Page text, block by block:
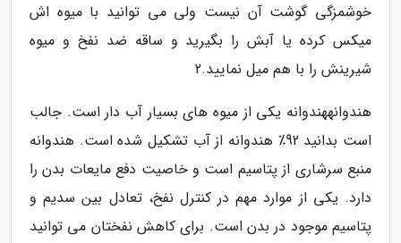
خوشمزگی گوشت آن نیست ولی می توانید با میوه اش
میکس کرده یا آبش را بگیرید و ساقه ضد نفخ و میوه
شیرینش را با هم میل نمایید.2
هندوانههندوانه یکی از میوه های بسیار آب دار است. جالب
است بدانید 92٪ هندوانه از آب تشکیل شده است. هندوانه
منبع سرشاری از پتاسیم است و خاصیت دفع مایعات بدن را
دارد. یکی از موارد مهم در کنترل نفخ، تعادل بین سدیم و
پتاسیم موجود در بدن است. برای کاهش نفختان می توانید